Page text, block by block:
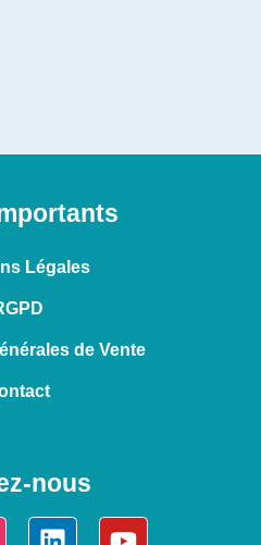
Légales
de Vente
nous
LinkedinYoutube